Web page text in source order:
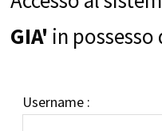
GIA' in
Username :